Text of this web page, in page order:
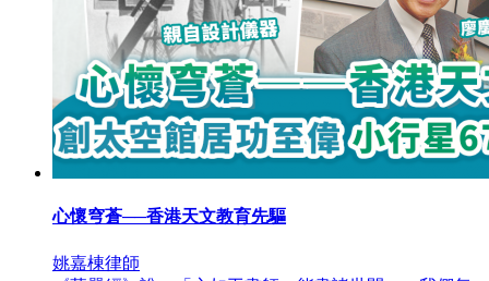
心懷穹蒼──香港天文教育先驅
姚嘉棟律師